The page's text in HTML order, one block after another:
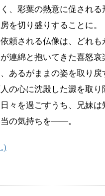
、彩葉の熱意に促され
を切り盛りすることに。
頼される仏像は、どれも
連綿と抱いてきた喜怒
あるがままの姿を取り
の心に沈殿した澱を取り
々を過ごすうち、兄妹は
の気持ちを――。